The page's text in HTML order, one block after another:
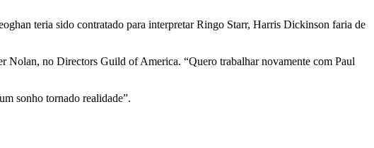
teria sido contratado para interpretar Ringo Starr, Harris Dickinson faria de
Nolan, no Directors Guild of America. “Quero trabalhar novamente com Paul
sonho tornado realidade”.